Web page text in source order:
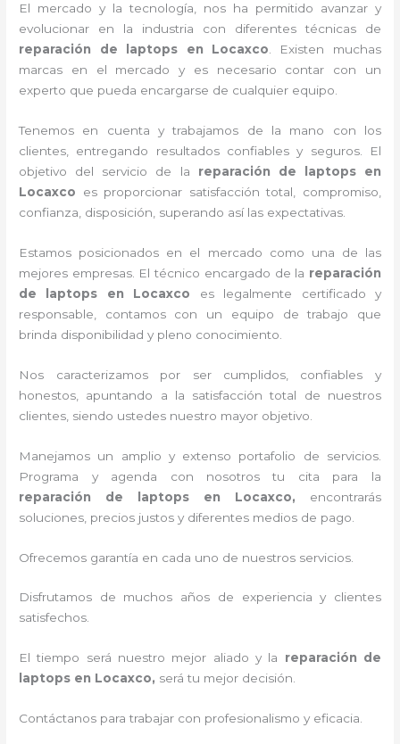
El mercado y la tecnología, nos ha permitido avanzar y
evolucionar en la industria con diferentes técnicas de
reparación de laptops en Locaxco . Existen muchas
marcas en el mercado y es necesario contar con un
experto que pueda encargarse de cualquier equipo.
Tenemos en cuenta y trabajamos de la mano con los
clientes, entregando resultados confiables y seguros. El
objetivo del servicio de la reparación de laptops en
Locaxco es proporcionar satisfacción total, compromiso,
confianza, disposición, superando así las expectativas.
Estamos posicionados en el mercado como una de las
mejores empresas. El técnico encargado de la reparación
de laptops en Locaxco es legalmente certificado y
responsable, contamos con un equipo de trabajo que
brinda disponibilidad y pleno conocimiento.
Nos caracterizamos por ser cumplidos, confiables y
honestos, apuntando a la satisfacción total de nuestros
clientes, siendo ustedes nuestro mayor objetivo.
Manejamos un amplio y extenso portafolio de servicios.
Programa y agenda con nosotros tu cita para la
reparación de laptops en Locaxco, encontrarás
soluciones, precios justos y diferentes medios de pago.
Ofrecemos garantía en cada uno de nuestros servicios.
Disfrutamos de muchos años de experiencia y clientes
satisfechos.
El tiempo será nuestro mejor aliado y la reparación de
laptops en Locaxco, será tu mejor decisión.
Contáctanos para trabajar con profesionalismo y eficacia.